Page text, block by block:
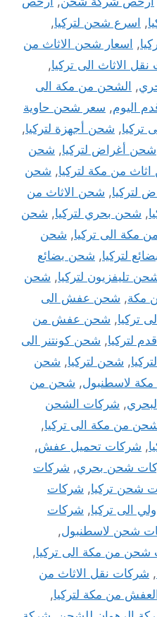
, اسرع شحن لتركيا,
, اسعار شحن الاثاث من
الاثاث الى تركيا,
, الشحن من مكة الى
, سعر شحن حاوية
تركيا, شحن أجهزة لتركيا,
شحن أغراض لتركيا, شحن
من مكة لتركيا, شحن
لتركيا, شحن الاثاث من
, شحن بحري لتركيا, شحن
مكة الى تركيا, شحن
لتركيا, شحن بضائع
تليفزيون لتركيا, شحن
مكة, شحن عفش الى
تركيا, شحن عفش من
, شحن كونتنر الى
, شحن لتركيا, شحن
لاسطنبول, شحن من
, شركات الشحن
من مكة الى تركيا,
, شركات تحميل عفش,
شحن بحري, شركات
شحن تركيا, شركات
الى تركيا, شركات
شحن لاسطنبول,
من مكة الى تركيا,
, شركات نقل الاثاث من
من مكة لتركيا,